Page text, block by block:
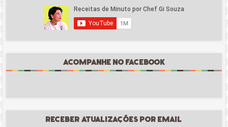
ACOMPANHE NO FACEBOOK
RECEBER ATUALIZAÇÕES POR EMAIL